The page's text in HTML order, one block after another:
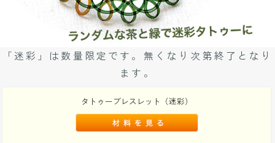
「迷彩」は数量限定です。無くなり次第終了となり
ます。
タトゥーブレスレット（迷彩）